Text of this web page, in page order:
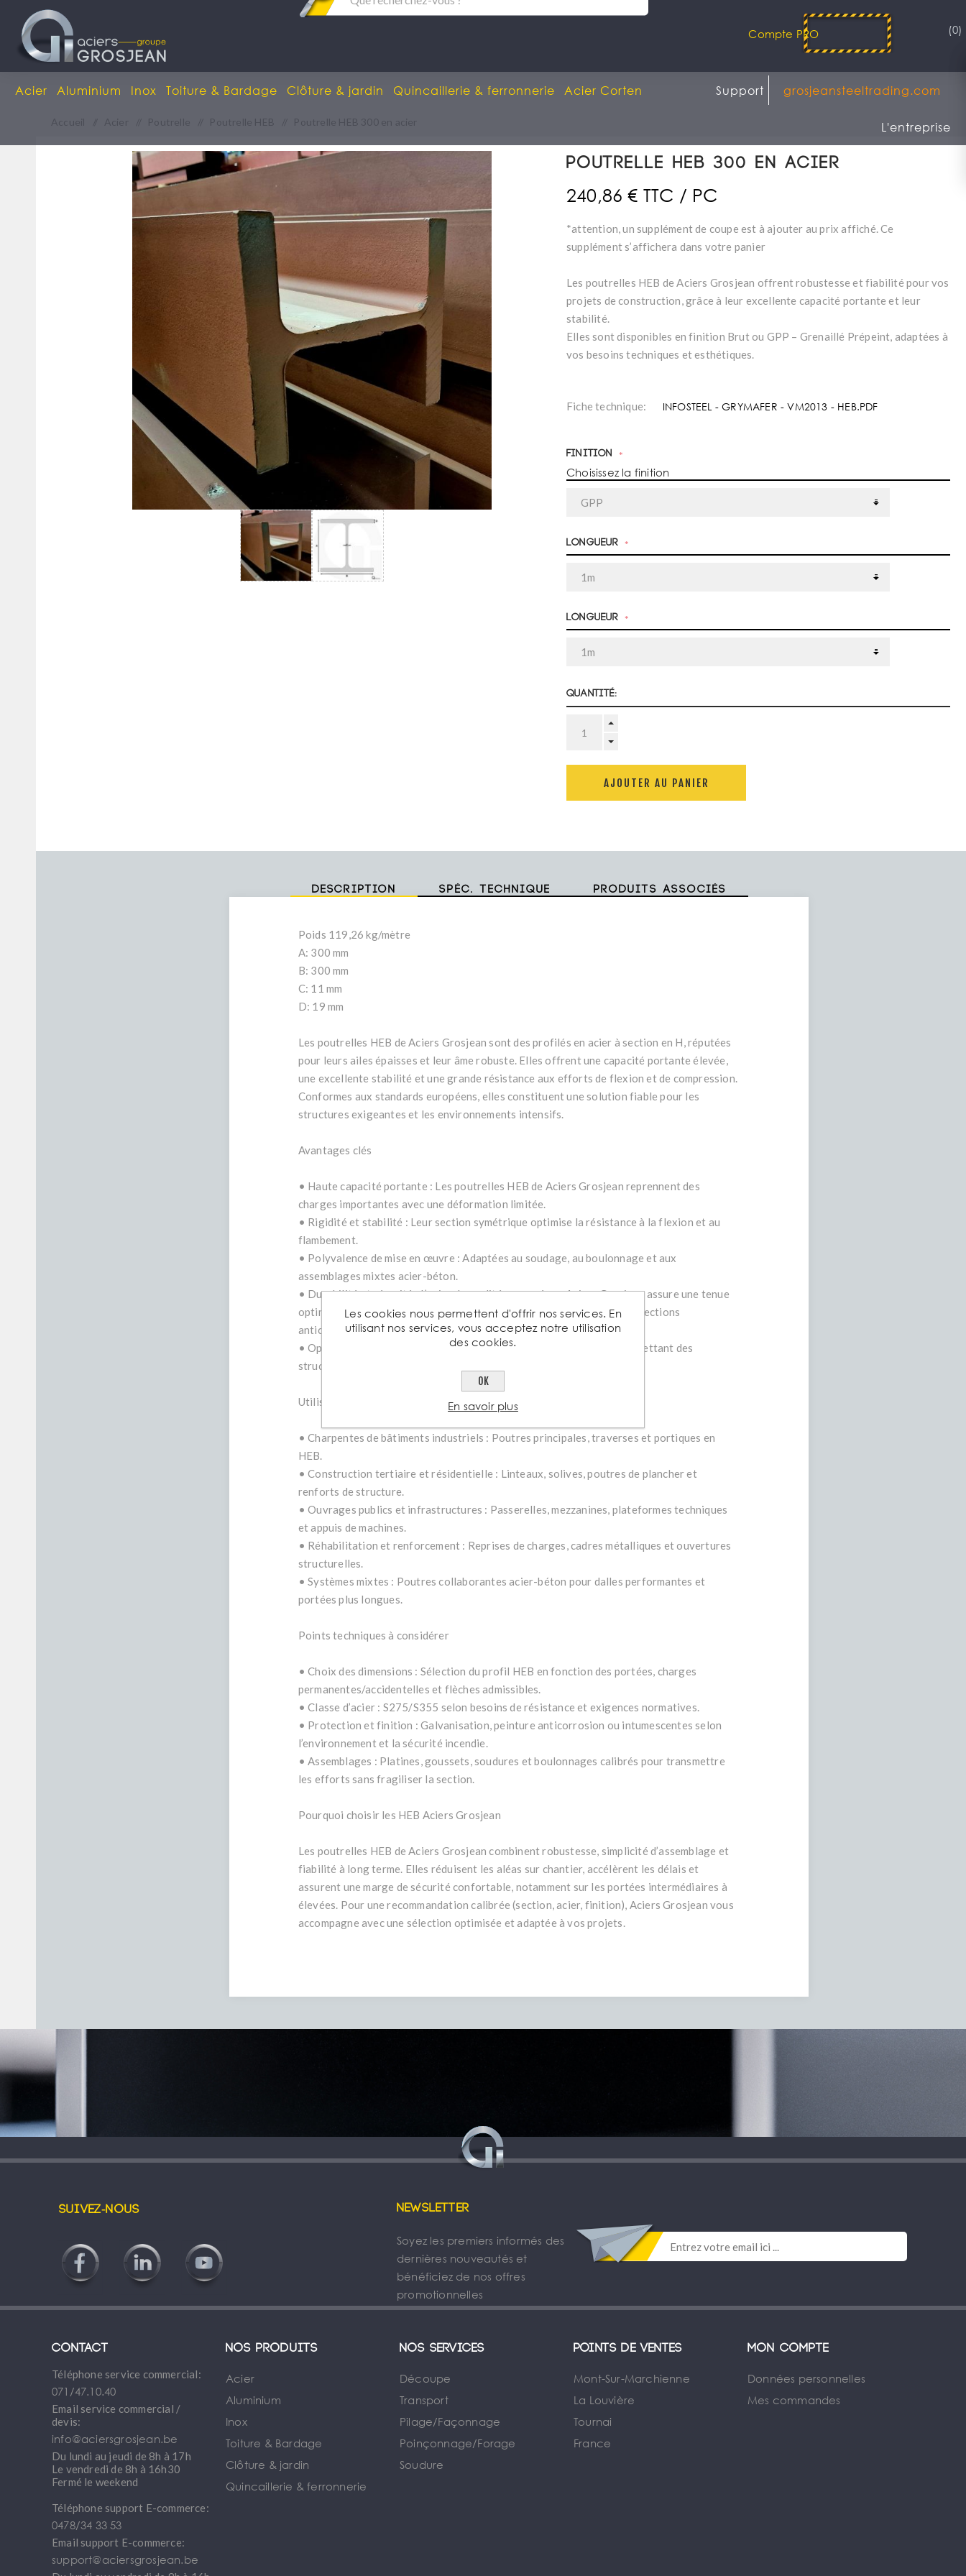
Compte PRO (0)
Acier Aluminium Inox Toiture & Bardage Clôture & jardin Quincaillerie & ferronnerie Acier Corten grosjeansteeltrading.com
Support
L'entreprise
Accueil Acier Poutrelle Poutrelle HEB Poutrelle HEB 300 en acier
Poutrelle HEB 300 en acier
240,86 € TTC / PC
*attention, un supplément de coupe est à ajouter au prix affiché. Ce
supplément s’affichera dans votre panier
Les poutrelles HEB de Aciers Grosjean offrent robustesse et fiabilité pour vos
projets de construction, grâce à leur excellente capacité portante et leur
stabilité.
Elles sont disponibles en finition Brut ou GPP – Grenaillé Prépeint, adaptées à
vos besoins techniques et esthétiques.
Fiche technique: INFOSTEEL - GRYMAFER - VM2013 - HEB.PDF
Finition *
Choisissez la finition
Longueur *
Longueur *
Quantité:
AJOUTER AU PANIER
Description Spéc. technique Produits associés
Poids 119,26 kg/mètre
A: 300 mm
B: 300 mm
C: 11 mm
D: 19 mm
Les poutrelles HEB de Aciers Grosjean sont des profilés en acier à section en H, réputées
pour leurs ailes épaisses et leur âme robuste. Elles offrent une capacité portante élevée,
une excellente stabilité et une grande résistance aux efforts de flexion et de compression.
Conformes aux standards européens, elles constituent une solution fiable pour les
structures exigeantes et les environnements intensifs.
Avantages clés
• Haute capacité portante : Les poutrelles HEB de Aciers Grosjean reprennent des
charges importantes avec une déformation limitée.
• Rigidité et stabilité : Leur section symétrique optimise la résistance à la flexion et au
flambement.
• Polyvalence de mise en œuvre : Adaptées au soudage, au boulonnage et aux
assemblages mixtes acier-béton.
• Durabilité et sécurité : L’acier de qualité proposé par Aciers Grosjean assure une tenue
optimale aux contraintes mécaniques et une compatibilité avec les protections
anticorrosion.
• Optimisation économique : Excellent ratio poids/performances, permettant des
structures plus légères et rapides à monter.
Utilisations courantes
• Charpentes de bâtiments industriels : Poutres principales, traverses et portiques en
HEB.
• Construction tertiaire et résidentielle : Linteaux, solives, poutres de plancher et
renforts de structure.
• Ouvrages publics et infrastructures : Passerelles, mezzanines, plateformes techniques
et appuis de machines.
• Réhabilitation et renforcement : Reprises de charges, cadres métalliques et ouvertures
structurelles.
• Systèmes mixtes : Poutres collaborantes acier-béton pour dalles performantes et
portées plus longues.
Points techniques à considérer
• Choix des dimensions : Sélection du profil HEB en fonction des portées, charges
permanentes/accidentelles et flèches admissibles.
• Classe d’acier : S275/S355 selon besoins de résistance et exigences normatives.
• Protection et finition : Galvanisation, peinture anticorrosion ou intumescentes selon
l’environnement et la sécurité incendie.
• Assemblages : Platines, goussets, soudures et boulonnages calibrés pour transmettre
les efforts sans fragiliser la section.
Pourquoi choisir les HEB Aciers Grosjean
Les poutrelles HEB de Aciers Grosjean combinent robustesse, simplicité d’assemblage et
fiabilité à long terme. Elles réduisent les aléas sur chantier, accélèrent les délais et
assurent une marge de sécurité confortable, notamment sur les portées intermédiaires à
élevées. Pour une recommandation calibrée (section, acier, finition), Aciers Grosjean vous
accompagne avec une sélection optimisée et adaptée à vos projets.
Suivez-nous Newsletter
Soyez les premiers informés des
dernières nouveautés et
bénéficiez de nos offres
promotionnelles
Contact
Téléphone service commercial:
071/47.10.40
Email service commercial /
devis:
info@aciersgrosjean.be
Du lundi au jeudi de 8h à 17h
Le vendredi de 8h à 16h30
Fermé le weekend
Téléphone support E-commerce:
0478/34 33 53
Email support E-commerce:
support@aciersgrosjean.be
Nos produits
Acier
Aluminium
Inox
Toiture & Bardage
Clôture & jardin
Quincaillerie & ferronnerie
Nos services
Découpe
Transport
Pilage/Façonnage
Poinçonnage/Forage
Soudure
Points de ventes
Mont-Sur-Marchienne
La Louvière
Tournai
France
Mon compte
Données personnelles
Mes commandes
Les cookies nous permettent d'offrir nos services. En
utilisant nos services, vous acceptez notre utilisation
des cookies.
OK
En savoir plus